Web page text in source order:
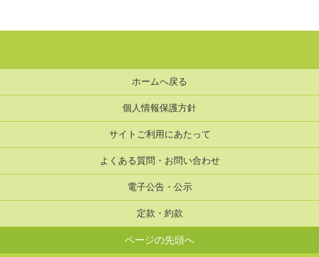
ホームへ戻る
個人情報保護方針
サイトご利用にあたって
よくある質問・お問い合わせ
電子公告・公示
定款・約款
ページの先頭へ